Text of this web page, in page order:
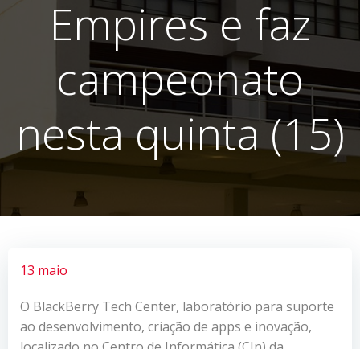
Empires e faz
campeonato
nesta quinta (15)
13 maio
O BlackBerry Tech Center, laboratório para suporte
ao desenvolvimento, criação de apps e inovação,